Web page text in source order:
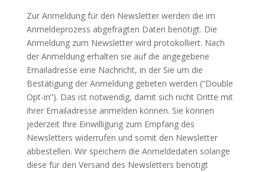
Zur Anmeldung für den Newsletter werden die im
Anmeldeprozess abgefragten Daten benötigt. Die
Anmeldung zum Newsletter wird protokolliert. Nach
der Anmeldung erhalten sie auf die angegebene
Emailadresse eine Nachricht, in der Sie um die
Bestätigung der Anmeldung gebeten werden (“Double
Opt-in”). Das ist notwendig, damit sich nicht Dritte mit
ihrer Emailadresse anmelden können. Sie können
jederzeit Ihre Einwilligung zum Empfang des
Newsletters widerrufen und somit den Newsletter
abbestellen. Wir speichern die Anmeldedaten solange
diese für den Versand des Newsletters benötigt